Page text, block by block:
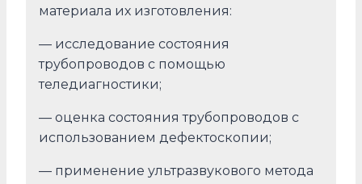
материала их изготовления:
— исследование состояния
трубопроводов с помощью
теледиагностики;
— оценка состояния трубопроводов с
использованием дефектоскопии;
— применение ультразвукового метода